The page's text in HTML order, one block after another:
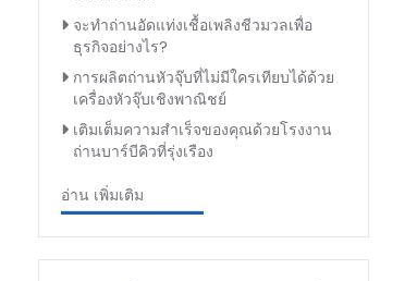
จะทำถ่านอัดแท่งเชื้อเพลิงชีวมวลเพื่อ
ธุรกิจอย่างไร?
การผลิตถ่านหัวจุ๊บที่ไม่มีใครเทียบได้ด้วย
เครื่องหัวจุ๊บเชิงพาณิชย์
เติมเต็มความสำเร็จของคุณด้วยโรงงาน
ถ่านบาร์บีคิวที่รุ่งเรือง
อ่าน เพิ่มเติม